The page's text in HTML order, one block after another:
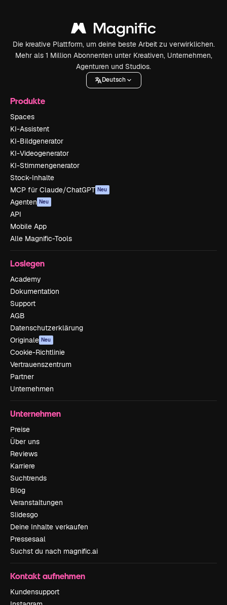
Die kreative Plattform, um deine beste Arbeit zu verwirklichen.
Mehr als 1 Million Abonnenten unter Kreativen, Unternehmen,
Agenturen und Studios.
Deutsch
Produkte
Spaces
KI-Assistent
KI-Bildgenerator
KI-Videogenerator
KI-Stimmengenerator
Stock-Inhalte
MCP für Claude/ChatGPT Neu
Agenten Neu
API
Mobile App
Alle Magnific-Tools
Loslegen
Academy
Dokumentation
Support
AGB
Datenschutzerklärung
Originale Neu
Cookie-Richtlinie
Vertrauenszentrum
Partner
Unternehmen
Unternehmen
Preise
Über uns
Reviews
Karriere
Suchtrends
Blog
Veranstaltungen
Slidesgo
Deine Inhalte verkaufen
Pressesaal
Suchst du nach magnific.ai
Kontakt aufnehmen
Kundensupport